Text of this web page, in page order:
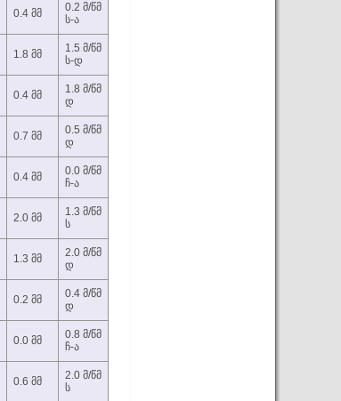
0.4 მმ
0.2 მ/წმ
ს-ა
1.8 მმ
1.5 მ/წმ
ს-დ
0.4 მმ
1.8 მ/წმ
დ
0.7 მმ
0.5 მ/წმ
დ
0.4 მმ
0.0 მ/წმ
ჩ-ა
2.0 მმ
1.3 მ/წმ
ს
1.3 მმ
2.0 მ/წმ
დ
0.2 მმ
0.4 მ/წმ
დ
0.0 მმ
0.8 მ/წმ
ჩ-ა
0.6 მმ
2.0 მ/წმ
ს